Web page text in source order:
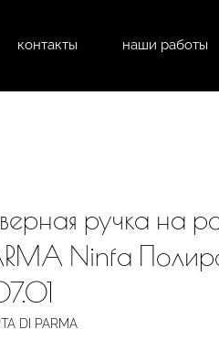
контакты наши работы
ручка на
Ninfa
DI PARMA